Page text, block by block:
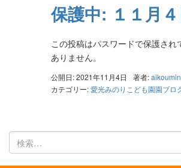
保護中: １１月４
この投稿はパスワードで保護され
ありません。
公開日: 2021年11月4日 著者:
カテゴリー:愛光みのりこども園園ブロ
検
索: